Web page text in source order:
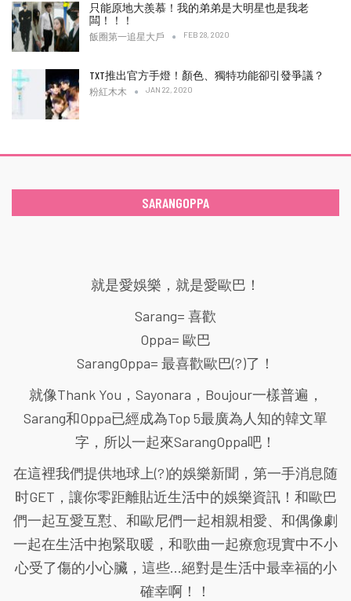
只能原地大羨慕！我的弟弟是大明星也是我老
闆！！！
飯圈第一追星大戶 FEB 28, 2020
TXT推出官方手燈！顏色、獨特功能卻引發爭議？
粉紅木木 JAN 22, 2020
SARANGOPPA
就是愛娛樂，就是愛歐巴！
Sarang= 喜歡
Oppa= 歐巴
SarangOppa= 最喜歡歐巴(?)了！
就像Thank You，Sayonara，Boujour一樣普遍，
Sarang和Oppa已經成為Top 5最廣為人知的韓文單
字，所以一起來SarangOppa吧！
在這裡我們提供地球上(?)的娛樂新聞，第一手消息随
时GET，讓你零距離貼近生活中的娛樂資訊！和歐巴
們一起互愛互懟、和歐尼們一起相親相愛、和偶像劇
一起在生活中抱緊取暖，和歌曲一起療愈現實中不小
心受了傷的小心臟，這些...絕對是生活中最幸福的小
確幸啊！！